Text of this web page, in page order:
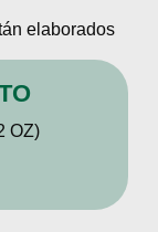
elaborados
OZ)